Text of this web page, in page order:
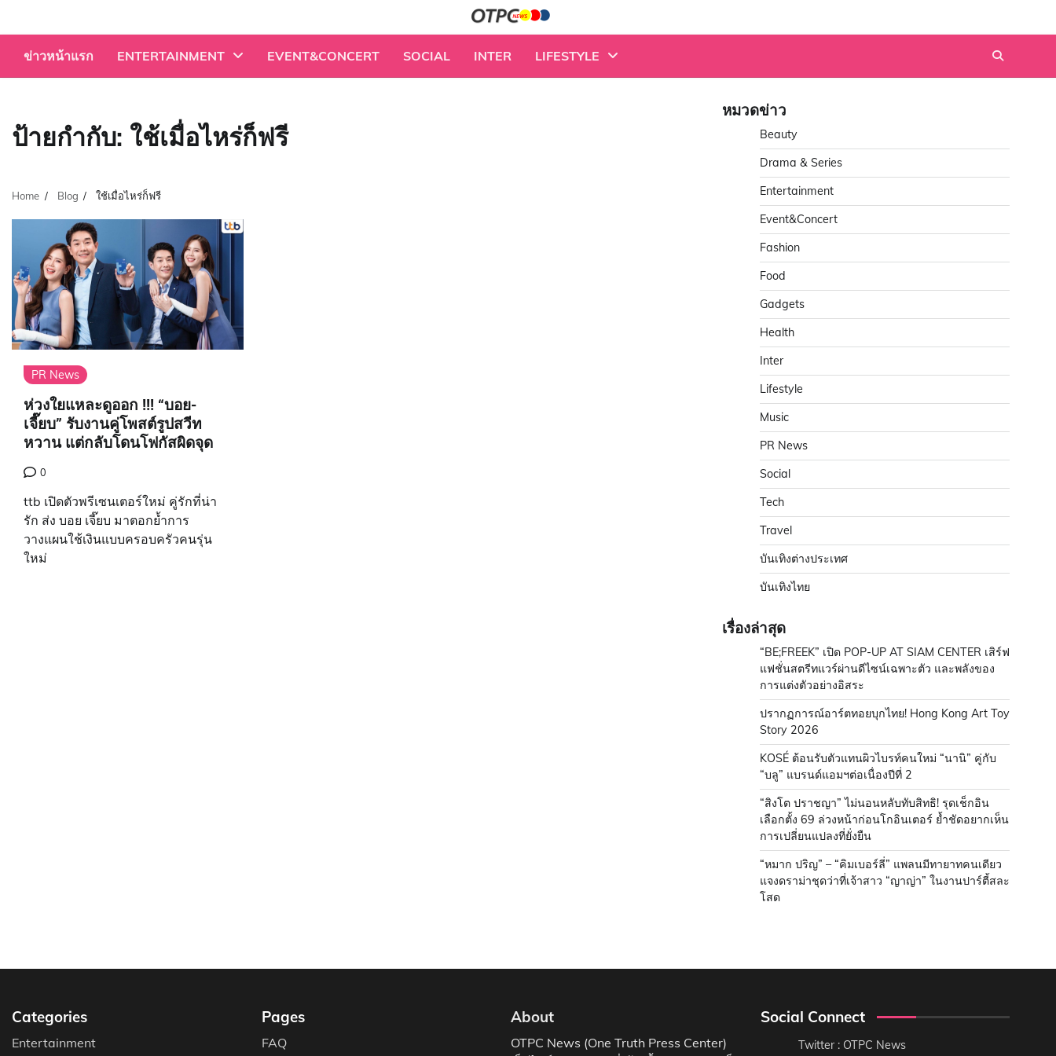
content
ข่าวหน้าแรก ENTERTAINMENT EVENT&CONCERT SOCIAL INTER LIFESTYLE
ป้ายกำกับ: ใช้เมื่อไหร่ก็ฟรี
Home Blog ใช้เมื่อไหร่ก็ฟรี
PR News
ห่วงใยแหละดูออก !!! “บอย-
เจี๊ยบ” รับงานคู่โพสต์รูปสวีท
หวาน แต่กลับโดนโฟกัสผิดจุด
0
ttb เปิดตัวพรีเซนเตอร์ใหม่ คู่รักที่น่า
รัก ส่ง บอย เจี๊ยบ มาตอกย้ำการ
วางแผนใช้เงินแบบครอบครัวคนรุ่น
ใหม่
หมวดข่าว
Beauty
Drama & Series
Entertainment
Event&Concert
Fashion
Food
Gadgets
Health
Inter
Lifestyle
Music
PR News
Social
Tech
Travel
บันเทิงต่างประเทศ
บันเทิงไทย
เรื่องล่าสุด
“BE;FREEK” เปิด POP-UP AT SIAM CENTER เสิร์ฟ
แฟชั่นสตรีทแวร์ผ่านดีไซน์เฉพาะตัว และพลังของ
การแต่งตัวอย่างอิสระ
ปรากฏการณ์อาร์ตทอยบุกไทย! Hong Kong Art Toy
Story 2026
KOSÉ ต้อนรับตัวแทนผิวไบรท์คนใหม่ “นานิ” คู่กับ
“บลู” แบรนด์แอมฯต่อเนื่องปีที่ 2
“สิงโต ปราชญา” ไม่นอนหลับทับสิทธิ! รุดเช็กอิน
เลือกตั้ง 69 ล่วงหน้าก่อนโกอินเตอร์ ย้ำชัดอยากเห็น
การเปลี่ยนแปลงที่ยั่งยืน
“หมาก ปริญ” – “คิมเบอร์ลี่” แพลนมีทายาทคนเดียว
แจงดราม่าชุดว่าที่เจ้าสาว “ญาญ่า” ในงานปาร์ตี้สละ
โสด
Categories
Entertainment
Pages
FAQ
About
OTPC News (One Truth Press Center)
Social Connect
Twitter : OTPC News